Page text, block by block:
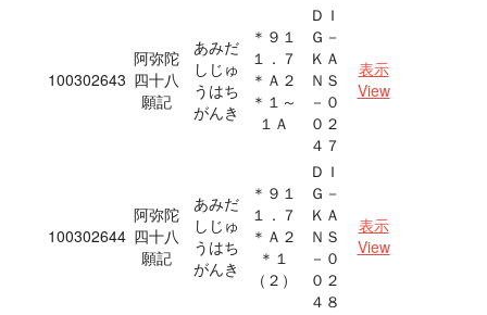
100302643
阿弥陀
四十八
願記
あみだ
しじゅ
うはち
がんき
＊９１
１．７
＊Ａ２
＊１～
１Ａ
ＤＩ
Ｇ－
ＫＡ
ＮＳ
－０
０２
４７
表示
View
100302644
阿弥陀
四十八
願記
あみだ
しじゅ
うはち
がんき
＊９１
１．７
＊Ａ２
＊１
（２）
ＤＩ
Ｇ－
ＫＡ
ＮＳ
－０
０２
４８
表示
View